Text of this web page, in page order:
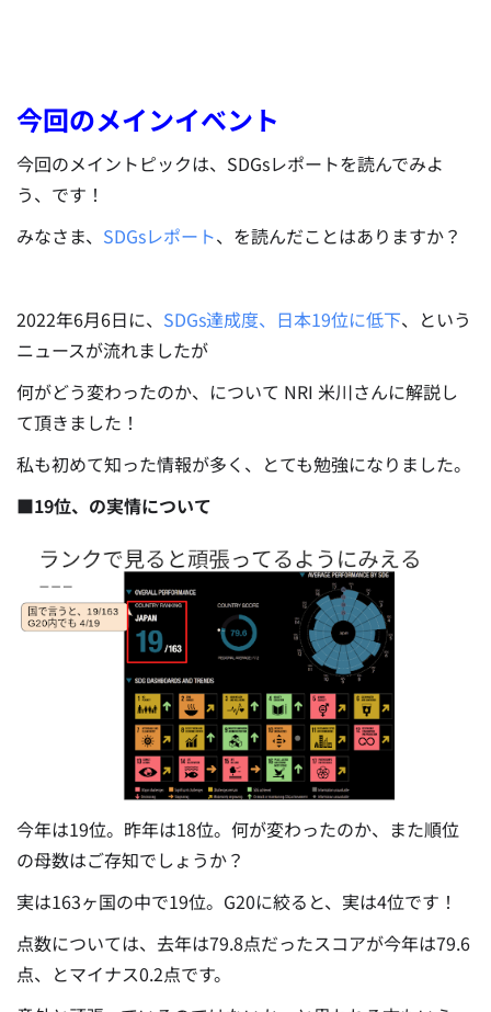
今回のメインイベント
今回のメイントピックは、SDGsレポートを読んでみよ
う、です！
みなさま、 SDGsレポート、を読んだことはありますか？
2022年6月6日に、 SDGs達成度、日本19位に低下、という
ニュースが流れましたが
何がどう変わったのか、について NRI 米川さんに解説し
て頂きました！
私も初めて知った情報が多く、とても勉強になりました。
■19位、の実情について
今年は19位。昨年は18位。何が変わったのか、また順位
の母数はご存知でしょうか？
実は163ヶ国の中で19位。G20に絞ると、実は4位です！
点数については、去年は79.8点だったスコアが今年は79.6
点、とマイナス0.2点です。